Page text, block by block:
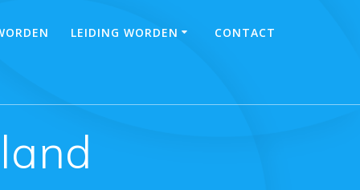
LEIDING WORDEN CONTACT